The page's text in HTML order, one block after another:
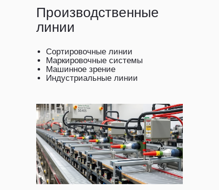
Производственные
линии
Сортировочные линии
Маркировочные системы
Машинное зрение
Индустриальные линии